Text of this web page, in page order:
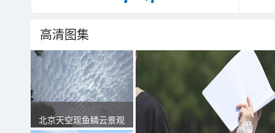
高清图集
北京天空现鱼鳞云景观